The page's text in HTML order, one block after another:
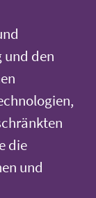
und den
die
und